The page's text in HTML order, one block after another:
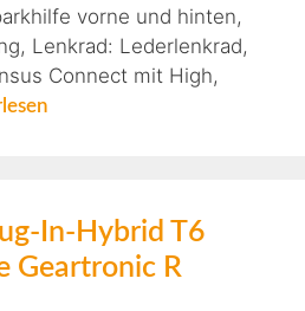
vorne und hinten,
Lenkrad: Lederlenkrad,
Connect mit High,
In-Hybrid T6
Geartronic R